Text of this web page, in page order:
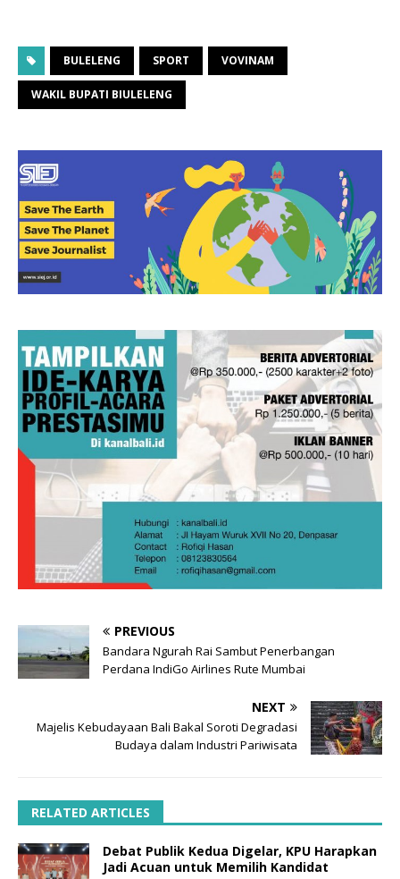
BULELENG SPORT VOVINAM
WAKIL BUPATI BIULELENG
PREVIOUS
Bandara Ngurah Rai Sambut Penerbangan
Perdana IndiGo Airlines Rute Mumbai
NEXT
Majelis Kebudayaan Bali Bakal Soroti Degradasi
Budaya dalam Industri Pariwisata
RELATED ARTICLES
Debat Publik Kedua Digelar, KPU Harapkan
Jadi Acuan untuk Memilih Kandidat